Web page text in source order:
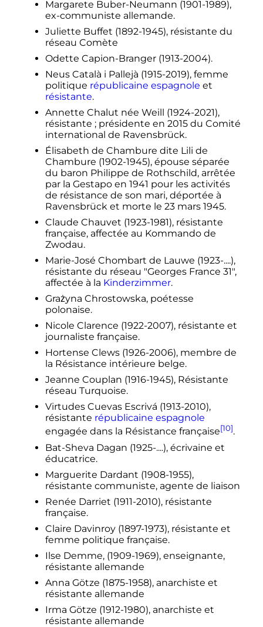
Margarete Buber-Neumann (1901-1989),
ex-communiste allemande.
Juliette Buffet (1892-1945), résistante du
réseau Comète
Odette Capion-Branger (1913-2004).
Neus Català i Pallejà (1915-2019), femme
politique républicaine espagnole et
résistante.
Annette Chalut née Weill (1924-2021),
résistante ; présidente en 2015 du Comité
international de Ravensbrück.
Élisabeth de Chambure dite Lili de
Chambure (1902-1945), épouse séparée
du baron Philippe de Rothschild, arrêtée
par la Gestapo en 1941 pour les activités
de résistance de son mari, déportée à
Ravensbrück et morte le 23 mars 1945.
Claude Chauvet (1923-1981), résistante
française, affectée au Kommando de
Zwodau.
Marie-José Chombart de Lauwe (1923-....),
résistante du réseau "Georges France 31",
affectée à la Kinderzimmer.
Grażyna Chrostowska, poétesse
polonaise.
Nicole Clarence (1922-2007), résistante et
journaliste française.
Hortense Clews (1926-2006), membre de
la Résistance intérieure belge.
Jeanne Couplan (1916-1945), Résistante
réseau Turquoise.
Virtudes Cuevas Escrivá (1913-2010),
résistante républicaine espagnole
engagée dans la Résistance française[10].
Bat-Sheva Dagan (1925-....), écrivaine et
éducatrice.
Marguerite Dardant (1908-1955),
résistante communiste, agente de liaison
Renée Darriet (1911-2010), résistante
française.
Claire Davinroy (1897-1973), résistante et
femme politique française.
Ilse Demme, (1909-1969), enseignante,
résistante allemande
Anna Götze (1875-1958), anarchiste et
résistante allemande
Irma Götze (1912-1980), anarchiste et
résistante allemande